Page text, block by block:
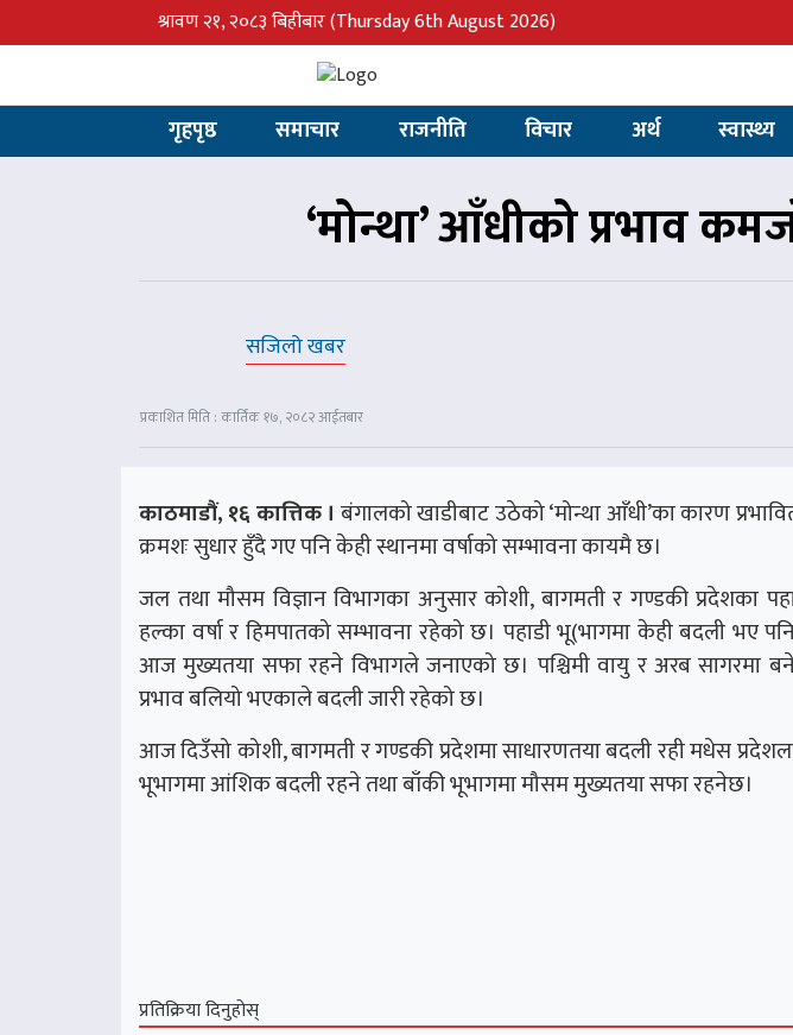
श्रावण २१, २०८३ बिहीबार(Thursday 6th August 2026)
गृहपृष्ठ समाचार राजनीति विचार अर्थ स्वास्थ्य
‘मोन्था’ आँधीको प्रभाव
सजिलो खबर
प्रकाशित मिति : कार्तिक १७, २०८२ आईतबार
काठमाडौं, १६ कात्तिक । बंगालको खाडीबाट उठेको ‘मोन्था आँधी’का कारण
क्रमशः सुधार हुँदै गए पनि केही स्थानमा वर्षाको सम्भावना कायमै छ।
जल तथा मौसम विज्ञान विभागका अनुसार कोशी, बागमती र गण्डकी प्रदेशका
हल्का वर्षा र हिमपातको सम्भावना रहेको छ। पहाडी भू(भागमा केही बदली भए
आज मुख्यतया सफा रहने विभागले जनाएको छ। पश्चिमी वायु र अरब सागरमा
प्रभाव बलियो भएकाले बदली जारी रहेको छ।
आज दिउँसो कोशी, बागमती र गण्डकी प्रदेशमा साधारणतया बदली रही मधेस
भूभागमा आंशिक बदली रहने तथा बाँकी भूभागमा मौसम मुख्यतया सफा रहनेछ।
प्रतिक्रिया दिनुहोस्